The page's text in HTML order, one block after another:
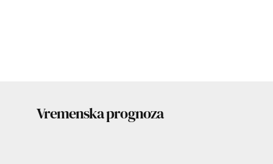
Vremenska prognoza